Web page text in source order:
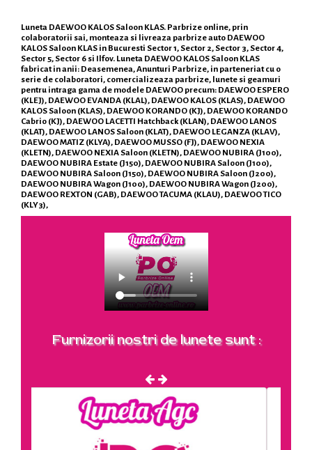
Luneta DAEWOO KALOS Saloon KLAS. Parbrize online, prin
colaboratorii sai, monteaza si livreaza parbrize auto DAEWOO
KALOS Saloon KLAS in Bucuresti Sector 1, Sector 2, Sector 3, Sector 4,
Sector 5, Sector 6 si Ilfov. Luneta DAEWOO KALOS Saloon KLAS
fabricat in anii: Deasemenea, Anunturi Parbrize, in parteneriat cu o
serie de colaboratori, comercializeaza parbrize, lunete si geamuri
pentru intraga gama de modele DAEWOO precum: DAEWOO ESPERO
(KLEJ), DAEWOO EVANDA (KLAL), DAEWOO KALOS (KLAS), DAEWOO
KALOS Saloon (KLAS), DAEWOO KORANDO (KJ), DAEWOO KORANDO
Cabrio (KJ), DAEWOO LACETTI Hatchback (KLAN), DAEWOO LANOS
(KLAT), DAEWOO LANOS Saloon (KLAT), DAEWOO LEGANZA (KLAV),
DAEWOO MATIZ (KLYA), DAEWOO MUSSO (FJ), DAEWOO NEXIA
(KLETN), DAEWOO NEXIA Saloon (KLETN), DAEWOO NUBIRA (J100),
DAEWOO NUBIRA Estate (J150), DAEWOO NUBIRA Saloon (J100),
DAEWOO NUBIRA Saloon (J150), DAEWOO NUBIRA Saloon (J200),
DAEWOO NUBIRA Wagon (J100), DAEWOO NUBIRA Wagon (J200),
DAEWOO REXTON (GAB), DAEWOO TACUMA (KLAU), DAEWOO TICO
(KLY3),
Furnizorii nostri de lunete sunt :